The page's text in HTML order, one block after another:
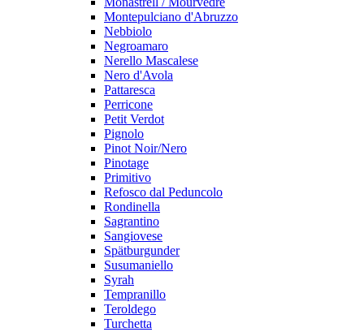
Montepulciano d'Abruzzo
Nebbiolo
Negroamaro
Nerello Mascalese
Nero d'Avola
Pattaresca
Perricone
Petit Verdot
Pignolo
Pinot Noir/Nero
Pinotage
Primitivo
Refosco dal Peduncolo
Rondinella
Sagrantino
Sangiovese
Spätburgunder
Susumaniello
Syrah
Tempranillo
Teroldego
Turchetta